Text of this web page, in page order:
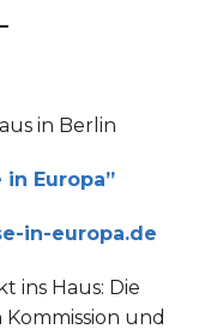
in Berlin
in Europa”
in-europa.de
ins Haus: Die
und